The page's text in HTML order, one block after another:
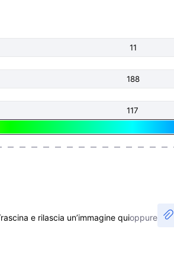
e rilascia un’immagine quioppure